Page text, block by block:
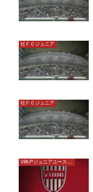
社ＦＣジュニア
社ＦＣジュニア
V神戸ジュニアユースU13